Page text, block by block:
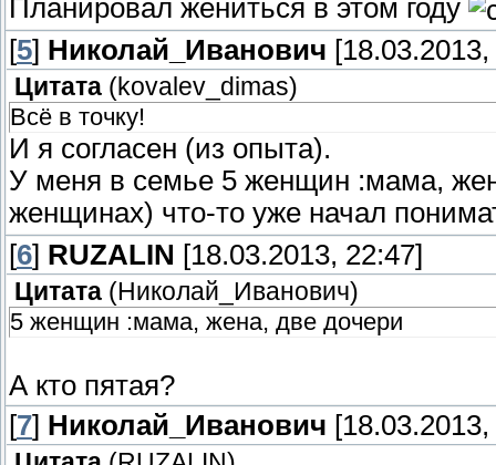
Планировал жениться в этом году
[5] Николай_Иванович
Цитата (kovalev_dimas)
Всё в точку!
И я согласен (из опыта).
У меня в семье 5 женщин :мама,
женщинах) что-то уже начал
[6] RUZALIN [18.03.2013, 22:47]
Цитата ( Николай_Иванович)
5 женщин :мама, жена, две дочери
А кто пятая?
[7] Николай_Иванович